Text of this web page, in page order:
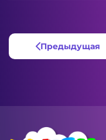
Предыдущая